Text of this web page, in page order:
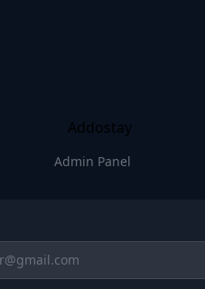
Admin Panel